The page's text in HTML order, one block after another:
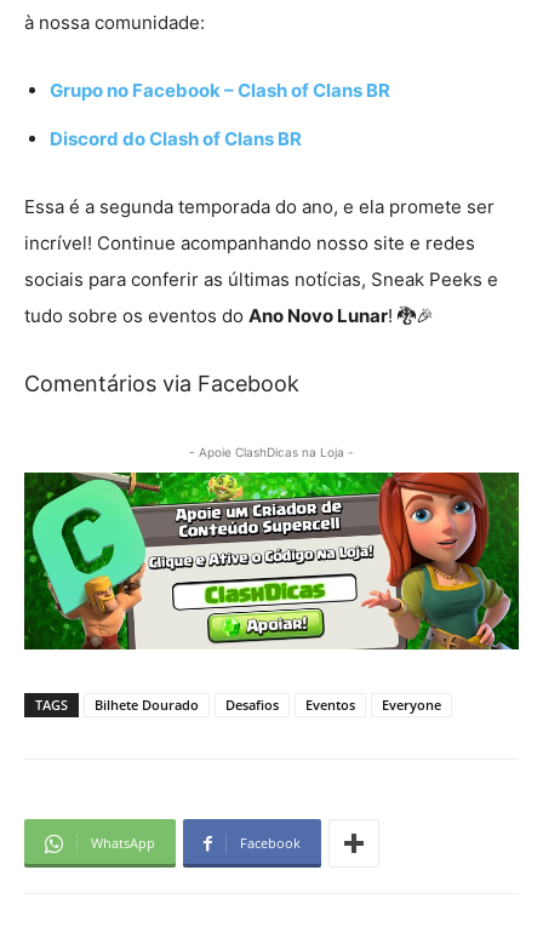
à nossa comunidade:
Grupo no Facebook – Clash of Clans BR
Discord do Clash of Clans BR
Essa é a segunda temporada do ano, e ela promete ser
incrível! Continue acompanhando nosso site e redes
sociais para conferir as últimas notícias, Sneak Peeks e
tudo sobre os eventos do Ano Novo Lunar! 🐉🎉
Comentários via Facebook
- Apoie ClashDicas na Loja -
TAGS Bilhete Dourado Desafios Eventos Everyone
WhatsApp Facebook